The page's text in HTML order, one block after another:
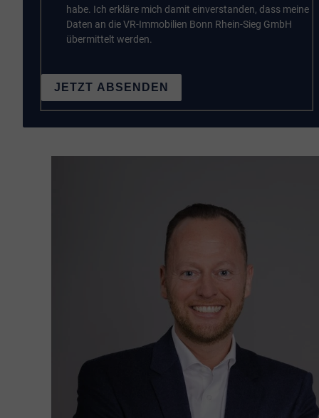
habe. Ich erkläre mich damit einverstanden, dass meine
Daten an die VR-Immobilien Bonn Rhein-Sieg GmbH
übermittelt werden.
JETZT ABSENDEN